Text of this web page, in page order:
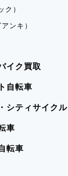
ク）
ンキ）
イク買取
自転車
シティサイクル
車
転車